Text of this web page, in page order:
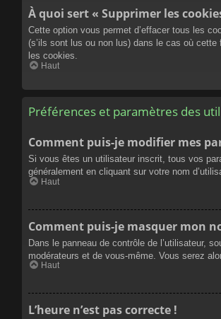
À quoi sert « Supprimer les
Cette option vous permet d’effacer tous les
(s’ils sont lus ou non lus) dans le cas où
les cookies.
Haut
Préférences et paramètres des
Comment puis-je modifier mes
Si vous êtes un utilisateur inscrit, tous vos
généralement en cliquant sur votre nom
Haut
Comment puis-je masquer mon
Dans le panneau de contrôle de l’utilisateur,
modérateurs et de vous-même. Vous serez
Haut
L’heure n’est pas correcte !